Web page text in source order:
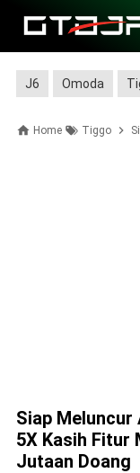
J6 Omoda
Home Tiggo
Siap Meluncur
5X Kasih Fitur
Jutaan Doang